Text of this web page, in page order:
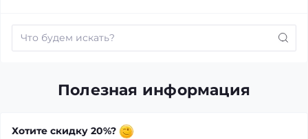
Полезная информация
Хотите скидку 20%?